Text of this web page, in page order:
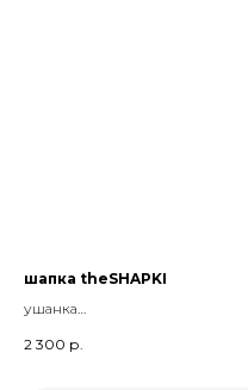
шапка theSHAPKI
ушанка
2 300 р.